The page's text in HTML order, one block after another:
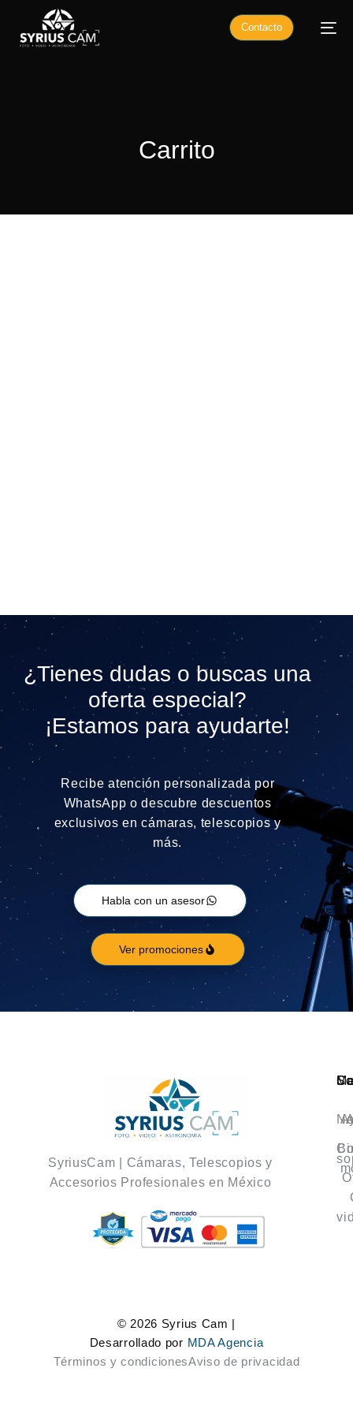
Contacto
Carrito
¿Tienes dudas o buscas una
oferta especial?
¡Estamos para ayudarte!
Recibe atención personalizada por
WhatsApp o descubre descuentos
exclusivos en cámaras, telescopios y
más.
Habla con un asesor
Ver promociones
SyriusCam | Cámaras, Telescopios y
Accesorios Profesionales en México
© 2026 Syrius Cam |
Desarrollado por MDA Agencia
Términos y condicionesAviso de privacidad